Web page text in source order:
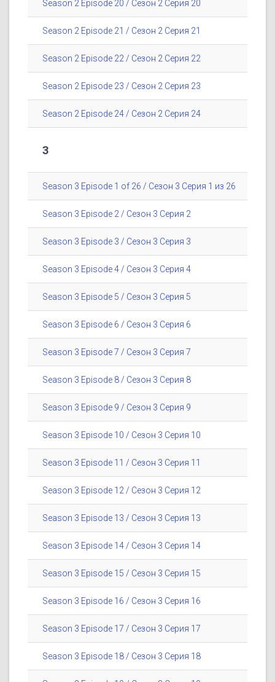
Season 2 Episode 20 / Сезон 2 Серия 20
Season 2 Episode 21 / Сезон 2 Серия 21
Season 2 Episode 22 / Сезон 2 Серия 22
Season 2 Episode 23 / Сезон 2 Серия 23
Season 2 Episode 24 / Сезон 2 Серия 24
3
Season 3 Episode 1 of 26 / Сезон 3 Серия 1 из 26
Season 3 Episode 2 / Сезон 3 Серия 2
Season 3 Episode 3 / Сезон 3 Серия 3
Season 3 Episode 4 / Сезон 3 Серия 4
Season 3 Episode 5 / Сезон 3 Серия 5
Season 3 Episode 6 / Сезон 3 Серия 6
Season 3 Episode 7 / Сезон 3 Серия 7
Season 3 Episode 8 / Сезон 3 Серия 8
Season 3 Episode 9 / Сезон 3 Серия 9
Season 3 Episode 10 / Сезон 3 Серия 10
Season 3 Episode 11 / Сезон 3 Серия 11
Season 3 Episode 12 / Сезон 3 Серия 12
Season 3 Episode 13 / Сезон 3 Серия 13
Season 3 Episode 14 / Сезон 3 Серия 14
Season 3 Episode 15 / Сезон 3 Серия 15
Season 3 Episode 16 / Сезон 3 Серия 16
Season 3 Episode 17 / Сезон 3 Серия 17
Season 3 Episode 18 / Сезон 3 Серия 18